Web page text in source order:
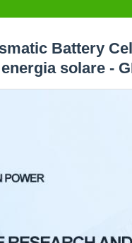
Battery
solare -